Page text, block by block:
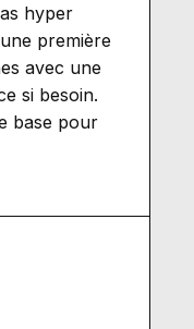
hyper
première
avec une
si besoin.
base pour